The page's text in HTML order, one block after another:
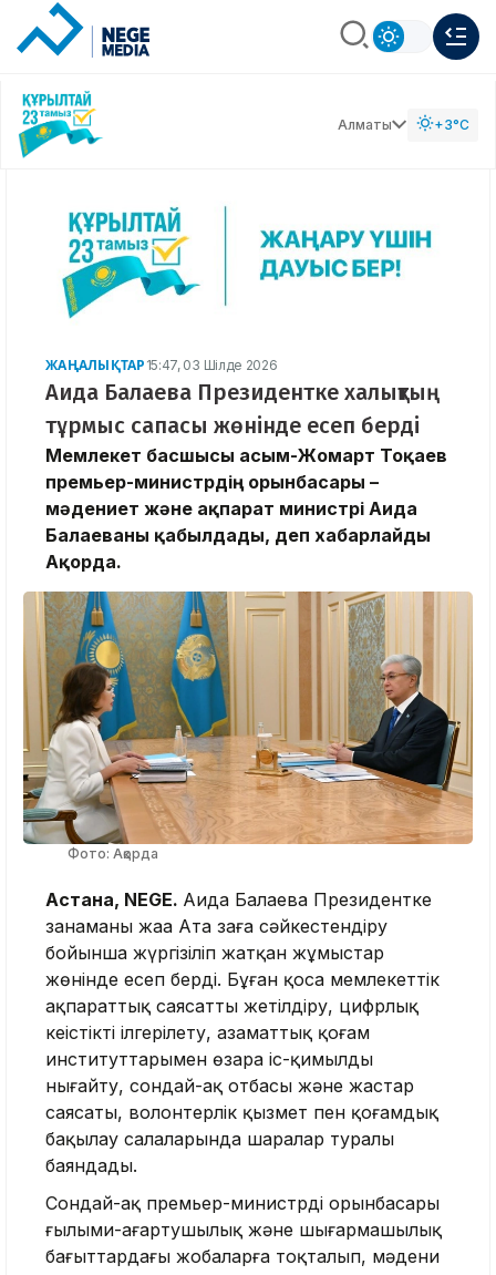
Алматы +3°C
ЖАҢАЛЫҚТАР 15:47, 03 Шілде 2026
Аида Балаева Президентке халықтың
тұрмыс сапасы жөнінде есеп берді
Мемлекет басшысы Қасым-Жомарт Тоқаев
премьер-министрдің орынбасары –
мәдениет және ақпарат министрі Аида
Балаеваны қабылдады, деп хабарлайды
Ақорда.
Фото: Ақорда
Астана, NEGE. Аида Балаева Президентке
заңнаманы жаңа Ата заңға сәйкестендіру
бойынша жүргізіліп жатқан жұмыстар
жөнінде есеп берді. Бұған қоса мемлекеттік
ақпараттық саясатты жетілдіру, цифрлық
кеңістікті ілгерілету, азаматтық қоғам
институттарымен өзара іс-қимылды
нығайту, сондай-ақ отбасы және жастар
саясаты, волонтерлік қызмет пен қоғамдық
бақылау салаларында шаралар туралы
баяндады.
Сондай-ақ премьер-министрдің орынбасары
ғылыми-ағартушылық және шығармашылық
бағыттардағы жобаларға тоқталып, мәдени